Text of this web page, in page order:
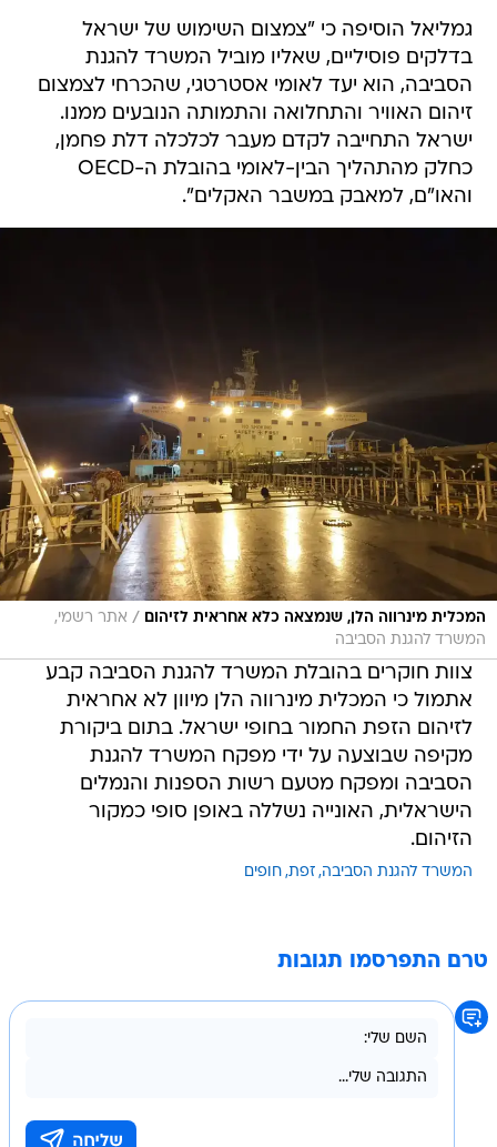
גמליאל הוסיפה כי "צמצום השימוש של ישראל
בדלקים פוסיליים, שאליו מוביל המשרד להגנת
הסביבה, הוא יעד לאומי אסטרטגי, שהכרחי לצמצום
זיהום האוויר והתחלואה והתמותה הנובעים ממנו.
ישראל התחייבה לקדם מעבר לכלכלה דלת פחמן,
כחלק מהתהליך הבין-לאומי בהובלת ה-OECD
והאו"ם, למאבק במשבר האקלים".
המכלית מינרווה הלן, שנמצאה כלא אחראית לזיהום / אתר רשמי,
המשרד להגנת הסביבה
צוות חוקרים בהובלת המשרד להגנת הסביבה קבע
אתמול כי המכלית מינרווה הלן מיוון לא אחראית
לזיהום הזפת החמור בחופי ישראל. בתום ביקורת
מקיפה שבוצעה על ידי מפקח המשרד להגנת
הסביבה ומפקח מטעם רשות הספנות והנמלים
הישראלית, האונייה נשללה באופן סופי כמקור
הזיהום.
המשרד להגנת הסביבה זפת חופים
טרם התפרסמו תגובות